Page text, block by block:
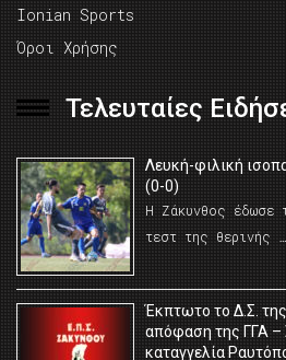
Ionian Sports
Όροι Χρήσης
Τελευταίες
Λευκή-φιλική
(0-0)
Η Ζάκυνθος έδωσε
τεστ της θερινής …
Έκπτωτο το Δ.Σ.
απόφαση της ΓΓΑ –
καταγγελία